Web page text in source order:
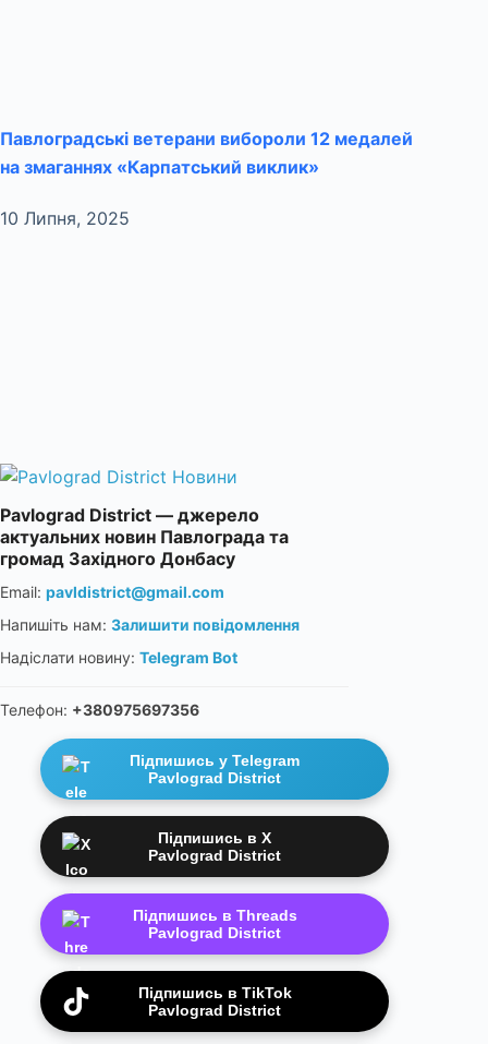
Павлоградські ветерани вибороли 12 медалей
на змаганнях «Карпатський виклик»
10 Липня, 2025
Pavlograd District — джерело
актуальних новин Павлограда та
громад Західного Донбасу
Email: pavldistrict@gmail.com
Напишіть нам: Залишити повідомлення
Надіслати новину: Telegram Bot
Телефон: +380975697356
Підпишись у Telegram
Pavlograd District
Підпишись в X
Pavlograd District
Підпишись в Threads
Pavlograd District
Підпишись в TikTok
Pavlograd District